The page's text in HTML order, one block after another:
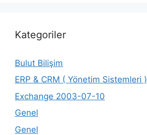
Kategoriler
Bulut Bilişim
ERP & CRM ( Yönetim Sistemleri )
Exchange 2003-07-10
Genel
Genel